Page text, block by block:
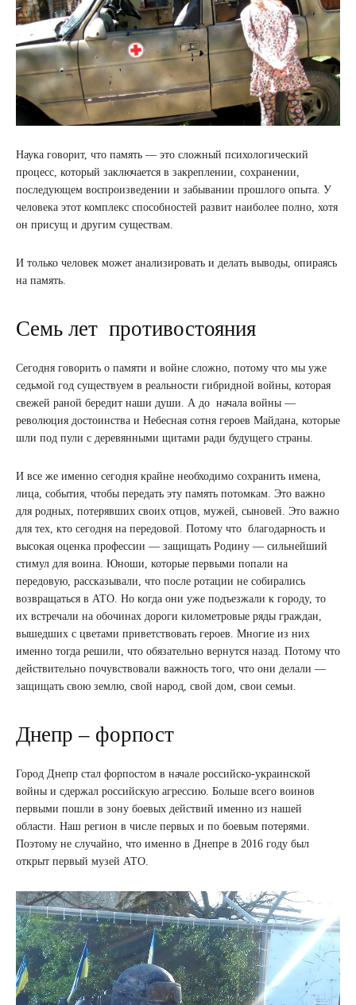
Наука говорит, что память — это сложный психологический
процесс, который заключается в закреплении, сохранении,
последующем воспроизведении и забывании прошлого опыта. У
человека этот комплекс способностей развит наиболее полно, хотя
он присущ и другим существам.
И только человек может анализировать и делать выводы, опираясь
на память.
Семь лет противостояния
Сегодня говорить о памяти и войне сложно, потому что мы уже
седьмой год существуем в реальности гибридной войны, которая
свежей раной бередит наши души. А до начала войны —
революция достоинства и Небесная сотня героев Майдана, которые
шли под пули с деревянными щитами ради будущего страны.
И все же именно сегодня крайне необходимо сохранить имена,
лица, события, чтобы передать эту память потомкам. Это важно
для родных, потерявших своих отцов, мужей, сыновей. Это важно
для тех, кто сегодня на передовой. Потому что благодарность и
высокая оценка профессии — защищать Родину — сильнейший
стимул для воина. Юноши, которые первыми попали на
передовую, рассказывали, что после ротации не собирались
возвращаться в АТО. Но когда они уже подъезжали к городу, то
их встречали на обочинах дороги километровые ряды граждан,
вышедших с цветами приветствовать героев. Многие из них
именно тогда решили, что обязательно вернутся назад. Потому что
действительно почувствовали важность того, что они делали —
защищать свою землю, свой народ, свой дом, свои семьи.
Днепр – форпост
Город Днепр стал форпостом в начале российско-украинской
войны и сдержал российскую агрессию. Больше всего воинов
первыми пошли в зону боевых действий именно из нашей
области. Наш регион в числе первых и по боевым потерями.
Поэтому не случайно, что именно в Днепре в 2016 году был
открыт первый музей АТО.